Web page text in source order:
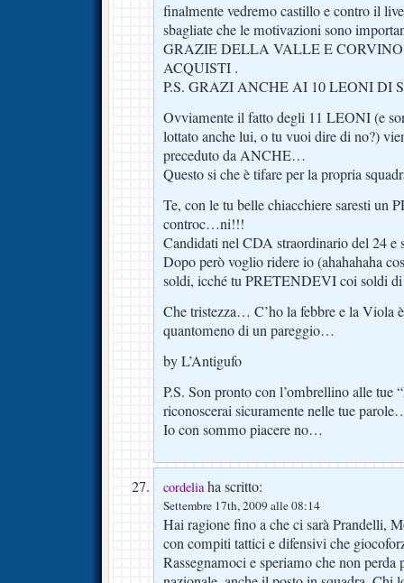
finalmente vedremo castillo e contro il
sbagliate che le motivazioni sono
GRAZIE DELLA VALLE E
ACQUISTI .
P.S. GRAZI ANCHE AI 10 LEONI DI
Ovviamente il fatto degli 11 LEONI (e
lottato anche lui, o tu vuoi dire di no?)
preceduto da ANCHE…
Questo si che è tifare per la propria
Te, con le tu belle chiacchiere saresti un
controc…ni!!!
Candidati nel CDA straordinario del 24
Dopo però voglio ridere io (ahahahaha
soldi, icché tu PRETENDEVI coi soldi
Che tristezza… C’ho la febbre e la Viola
quantomeno di un pareggio…
by L’Antigufo
P.S. Son pronto con l’ombrellino alle
riconoscerai sicuramente nelle tue
Io con sommo piacere no…
cordeliaha scritto:
Settembre 17th, 2009 alle 08:14
Hai ragione fino a che ci sarà Prandelli,
con compiti tattici e difensivi che
Rassegnamoci e speriamo che non perda